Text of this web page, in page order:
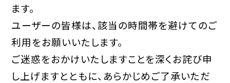
賛助会員
メディア掲載情報
組織情報
ます。
ユーザーの皆様は、該当の時間帯を避けてのご
利用をお願いいたします。
ご迷惑をおかけいたしますことを深くお詫び申
し上げますとともに、あらかじめご了承いただ